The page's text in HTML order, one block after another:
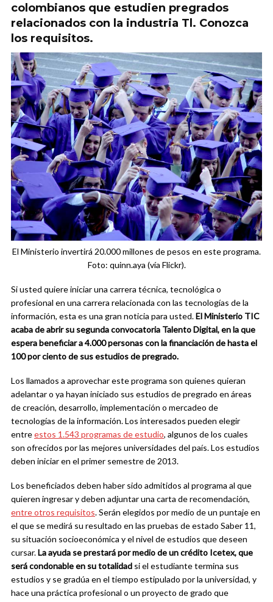
colombianos que estudien pregrados
relacionados con la industria Tl. Conozca
los requisitos.
El Ministerio invertirá 20.000 millones de pesos en este programa.
Foto: quinn.aya (vía Flickr).
Si usted quiere iniciar una carrera técnica, tecnológica o
profesional en una carrera relacionada con las tecnologías de la
información, esta es una gran noticia para usted.El Ministerio TIC
acaba de abrir su segunda convocatoria Talento Digital, en la que
espera beneficiar a 4.000 personas con la financiación de hasta el
100 por ciento de sus estudios de pregrado.
Los llamados a aprovechar este programa son quienes quieran
adelantar o ya hayan iniciado sus estudios de pregrado en áreas
de creación, desarrollo, implementación o mercadeo de
tecnologías de la información. Los interesados pueden elegir
entreestos 1.543 programas de estudio, algunos de los cuales
son ofrecidos por las mejores universidades del país. Los estudios
deben iniciar en el primer semestre de 2013.
Los beneficiados deben haber sido admitidos al programa al que
quieren ingresar y deben adjuntar una carta de recomendación,
entre otros requisitos. Serán elegidos por medio de un puntaje en
el que se medirá su resultado en las pruebas de estado Saber 11,
su situación socioeconómica y el nivel de estudios que deseen
cursar.La ayuda se prestará por medio de un crédito Icetex, que
será condonable en su totalidad si el estudiante termina sus
estudios y se gradúa en el tiempo estipulado por la universidad, y
hace una práctica profesional o un proyecto de grado que